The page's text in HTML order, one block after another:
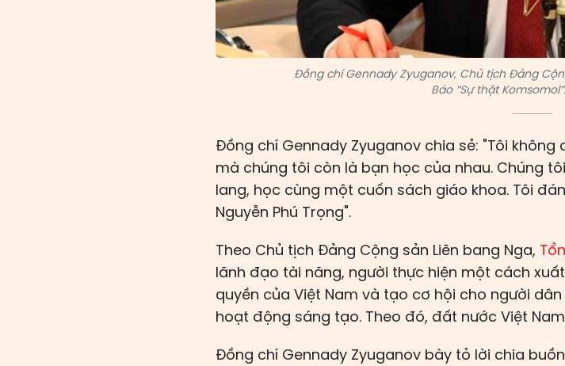
Đồng chí Gennady Zyuganov, Chủ tịch Đảng
Báo “Sự thật
Đồng chí Gennady Zyuganov chia sẻ: "Tôi không
mà chúng tôi còn là bạn học của nhau. Chúng
lang, học cùng một cuốn sách giáo khoa. Tôi
Nguyễn Phú Trọng".
Theo Chủ tịch Đảng Cộng sản Liên bang Nga,
lãnh đạo tài năng, người thực hiện một cách
quyền của Việt Nam và tạo cơ hội cho người
hoạt động sáng tạo. Theo đó, đất nước Việt
Đồng chí Gennady Zyuganov bày tỏ lời chia